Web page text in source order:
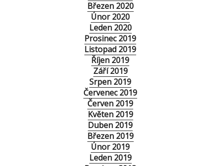
Březen 2020
Únor 2020
Leden 2020
Prosinec 2019
Listopad 2019
Říjen 2019
Září 2019
Srpen 2019
Červenec 2019
Červen 2019
Květen 2019
Duben 2019
Březen 2019
Únor 2019
Leden 2019